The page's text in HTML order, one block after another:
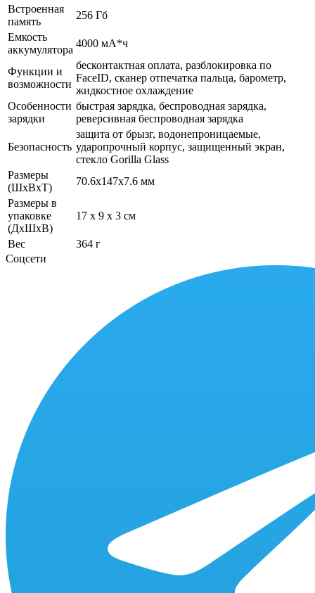
Встроенная
память
256 Гб
Емкость
аккумулятора
4000 мА*ч
Функции и
возможности
бесконтактная оплата, разблокировка по
FaceID, сканер отпечатка пальца, барометр,
жидкостное охлаждение
Особенности
зарядки
быстрая зарядка, беспроводная зарядка,
реверсивная беспроводная зарядка
Безопасность
защита от брызг, водонепроницаемые,
ударопрочный корпус, защищенный экран,
cтекло Gorilla Glass
Размеры
(ШхВхТ)
70.6x147x7.6 мм
Размеры в
упаковке
(ДхШхВ)
17 x 9 x 3 см
Вес
364 г
Соцсети